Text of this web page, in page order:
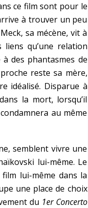
ce film sont pour le
à trouver un peu
sa mécène, vit à
qu’une relation
des phantasmes de
reste sa mère,
idéalisé. Disparue à
la mort, lorsqu’il
au même
semblent vivre une
lui-même. Le
lui-même dans la
une place de choix
du 1er Concerto